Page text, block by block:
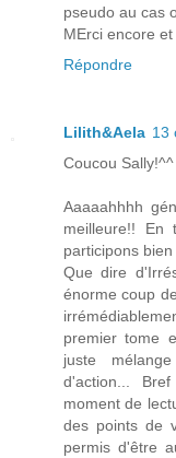
pseudo au cas
MErci encore
Répondre
Lilith&Aela 13
Coucou Sally!^^
Aaaaahhhh
meilleure!! En
participons
Que dire
énorme coup
premier tome
juste
d'action...
moment de
des points de
permis d'être